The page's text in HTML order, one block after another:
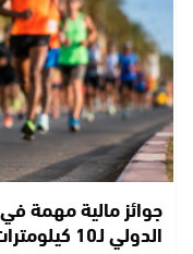
جوائز مالية مهمة
الدولي لـ10 كيلومترات